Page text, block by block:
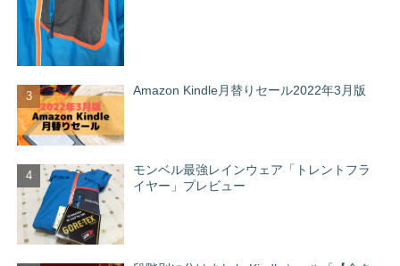
Amazon Kindle月替りセール2022年3月版
モンベル最強レインウェア「トレントフラ
イヤー」プレビュー